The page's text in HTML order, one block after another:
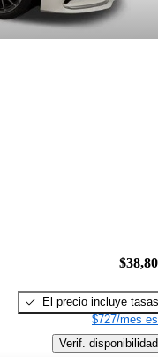
El precio incluye tasas
$727/mes
Verif. disponibilidad